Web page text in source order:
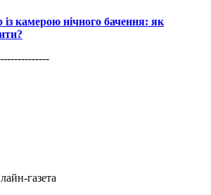
камерою нічного бачення: як
газета